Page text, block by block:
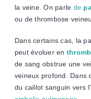
la veine. On parle de
ou de thrombose
Dans certains cas, la
peut évoluer en
de sang obstrue une
veineux profond. Dans
du caillot sanguin vers